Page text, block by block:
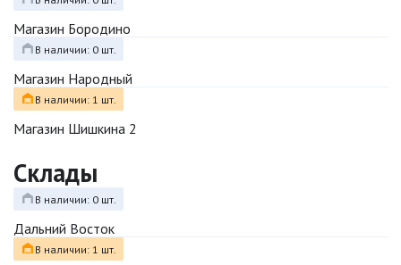
Магазин Бородино
В наличии: 0 шт.
Магазин Народный
В наличии: 1 шт.
Магазин Шишкина 2
Склады
В наличии: 0 шт.
Дальний Восток
В наличии: 1 шт.